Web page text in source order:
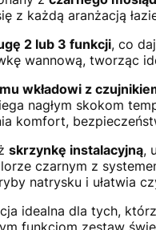
z każdą aranżacją
2 lub 3 funkcji, co
wannową, tworząc
wkładowi z
nagłym skokom
komfort,
skrzynkę instalacyjną,
czarnym z
natrysku i ułatwia
idealna dla tych,
funkcjom zestaw